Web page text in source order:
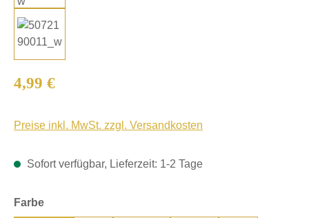
Regulärer Preis:
4,99 €
Preise inkl. MwSt. zzgl. Versandkosten
Sofort verfügbar, Lieferzeit: 1-2 Tage
Farbeauswählen